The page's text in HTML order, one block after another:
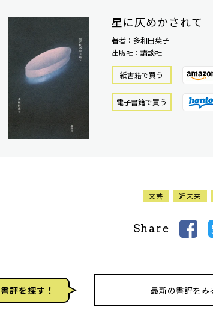
星に仄めかされて
著者：多和田葉子
出版社：講談社
紙書籍で買う
電⼦書籍で買う
文芸 近未来
Share
書評を探す！ 最新の書評をみ